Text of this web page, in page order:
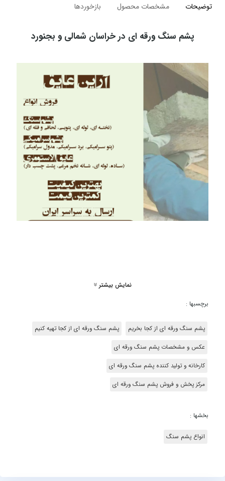
توضیحات مشخصات محصول بازخوردها
پشم سنگ ورقه ای در خراسان شمالی و بجنورد
نمایش بیشتر
برچسبها :
پشم سنگ ورقه ای از کجا بخریم پشم سنگ ورقه ای از کجا تهیه کنیم
عکس و مشخصات پشم سنگ ورقه ای
کارخانه و تولید کننده پشم سنگ ورقه ای
مرکز پخش و فروش پشم سنگ ورقه ای
بخشها :
انواع پشم سنگ